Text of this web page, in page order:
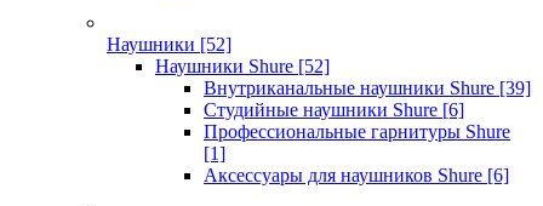
Наушники [52]
Наушники Shure [52]
Внутриканальные наушники Shure [39]
Студийные наушники Shure [6]
Профессиональные гарнитуры Shure
[1]
Аксессуары для наушников Shure [6]